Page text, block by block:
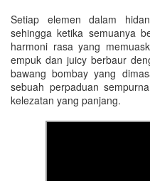
Setiap elemen dalam
sehingga ketika semuanya
harmoni rasa yang
empuk dan juicy berbaur
bawang bombay yang
sebuah perpaduan
kelezatan yang panjang.